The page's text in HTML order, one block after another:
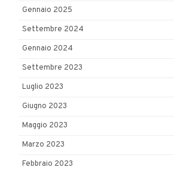
Gennaio 2025
Settembre 2024
Gennaio 2024
Settembre 2023
Luglio 2023
Giugno 2023
Maggio 2023
Marzo 2023
Febbraio 2023